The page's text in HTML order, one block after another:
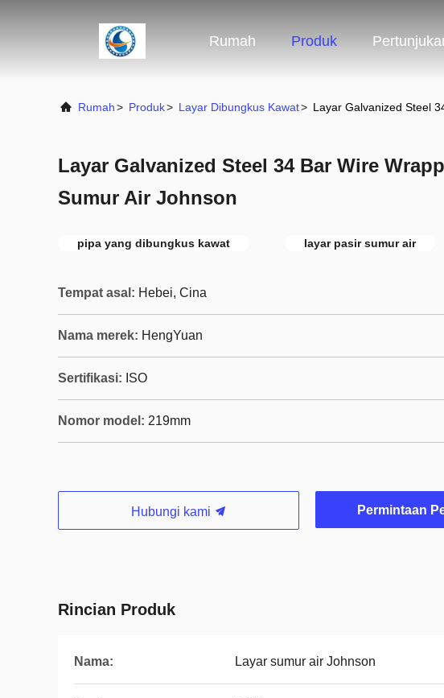
Rumah Produk
Rumah> Produk> Layar Dibungkus Kawat> Layar Galvanized Steel
Layar Galvanized Steel 34 Bar Wire
Sumur Air Johnson
pipa yang dibungkus kawat layar pasir sumur air
Tempat asal: Hebei, Cina
Nama merek: HengYuan
Sertifikasi: ISO
Nomor model: 219mm
Hubungi kami Permintaan
Rincian Produk
Nama: Layar sumur air Johnson